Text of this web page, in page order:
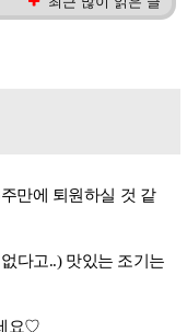
만에 퇴원하실 것 같
다고..) 맛있는 조기는
요♡